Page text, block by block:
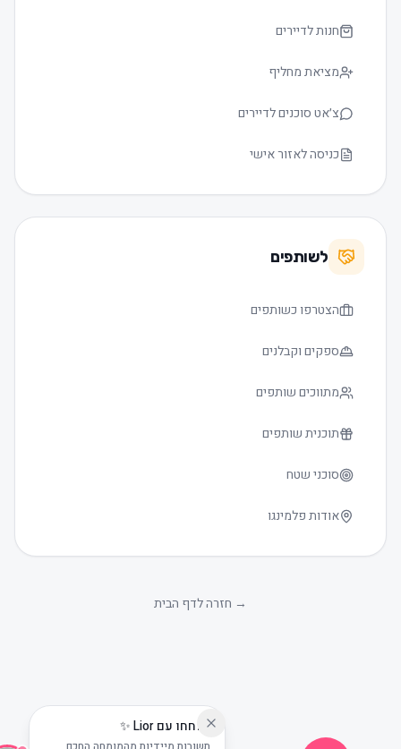
גודל טקסט
שוחחו עם Lior ✨
חנות לדיירים
מציאת מחליף
צ׳אט סוכנים לדיירים
כניסה לאזור אישי
לשותפים
הצטרפו כשותפים
ספקים וקבלנים
מתווכים שותפים
תוכנית שותפים
סוכני שטח
אודות פלמינגו
חזרה לדף הבית